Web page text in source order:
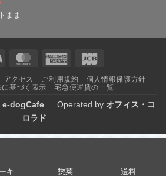
まま
Visa MasterCardAmerican
アクセス ご利用規約
個人情報保護方針
基づく表示
宅急便運賃の一覧
e-dogCafe . Operated by オフィス・コ
ロラド
キ 惣菜 送料